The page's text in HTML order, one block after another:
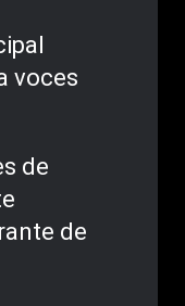
voces
de
de